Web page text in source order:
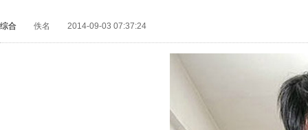
综合 佚名 2014-09-03 07:37:24